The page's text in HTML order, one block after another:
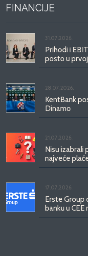
FINANCIJE
31.07.2026.
Prihodi i
posto u
28.07.2026.
KentBank
Dinamo
21.07.2026.
Nisu izabrali
najveće
17.07.2026.
Erste Group
banku u CEE